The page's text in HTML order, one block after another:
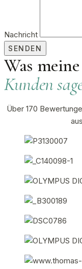
Nachricht
SENDEN
Was
Kunden
Über 170